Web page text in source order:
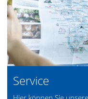
Service